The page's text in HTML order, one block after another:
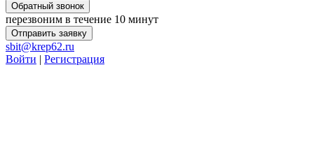
Обратный звонок
перезвоним в течение 10 минут
Отправить заявку
sbit@krep62.ru
Войти | Регистрация